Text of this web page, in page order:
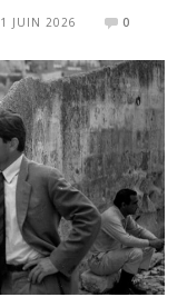
1 JUIN 2026 0